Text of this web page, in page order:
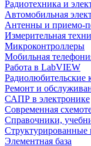
Радиотехника и
Автомобильная
Антенны и приемо-
Измерительная
Микроконтроллеры
Мобильная
Работа в LabVIEW
Радиолюбительские
Ремонт и
САПР в электронике
Современная
Справочники,
Структурированные
Элементная база